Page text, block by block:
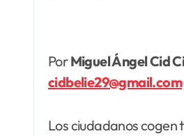
PorMiguel Ángel Cid
cidbelie29@gmail.com
Los ciudadanos cogen